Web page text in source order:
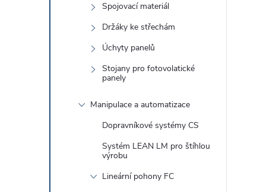
Spojovací materiál
Držáky ke střechám
Úchyty panelů
Stojany pro fotovolatické
panely
Manipulace a automatizace
Dopravníkové systémy CS
Systém LEAN LM pro štíhlou
výrobu
Lineární pohony FC